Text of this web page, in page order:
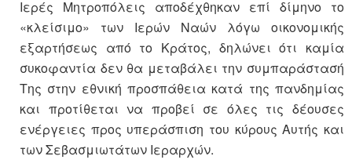
Ιερές Μητροπόλεις αποδέχθηκαν επί δίμηνο το
«κλείσιμο» των Ιερών Ναών λόγω οικονομικής
εξαρτήσεως από το Κράτος, δηλώνει ότι καμία
συκοφαντία δεν θα μεταβάλει την συμπαράστασή
Της στην εθνική προσπάθεια κατά της πανδημίας
και προτίθεται να προβεί σε όλες τις δέουσες
ενέργειες προς υπεράσπιση του κύρους Αυτής και
των Σεβασμιωτάτων Ιεραρχών.